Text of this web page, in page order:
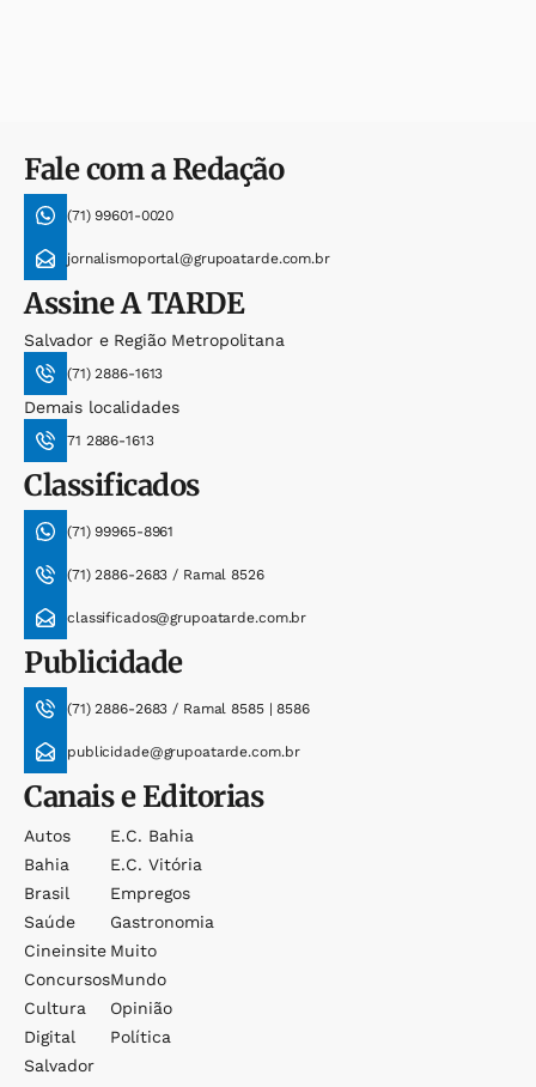
Fale com a Redação
(71) 99601-0020
jornalismoportal@grupoatarde.com.br
AssineA TARDE
Salvador e Região Metropolitana
(71) 2886-1613
Demais localidades
71 2886-1613
Classificados
(71) 99965-8961
(71) 2886-2683 / Ramal 8526
classificados@grupoatarde.com.br
Publicidade
(71) 2886-2683 / Ramal 8585 | 8586
publicidade@grupoatarde.com.br
Canais e Editorias
Autos
Bahia
Brasil
Saúde
Cineinsite
Concursos
Cultura
Digital
Salvador
E.c. Bahia
E.c. Vitória
Empregos
Gastronomia
Muito
Mundo
Opinião
Política